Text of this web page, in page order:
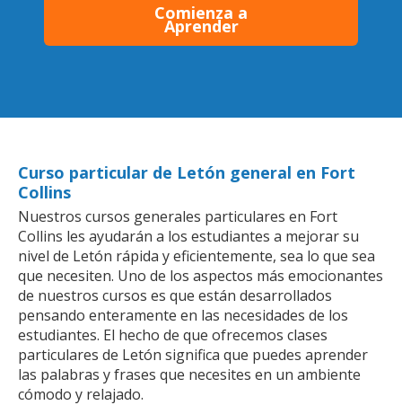
Comienza a
Aprender
Curso particular de Letón general en Fort
Collins
Nuestros cursos generales particulares en Fort
Collins les ayudarán a los estudiantes a mejorar su
nivel de Letón rápida y eficientemente, sea lo que sea
que necesiten. Uno de los aspectos más emocionantes
de nuestros cursos es que están desarrollados
pensando enteramente en las necesidades de los
estudiantes. El hecho de que ofrecemos clases
particulares de Letón significa que puedes aprender
las palabras y frases que necesites en un ambiente
cómodo y relajado.